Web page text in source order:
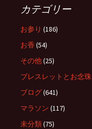
カテゴリー
お参り (186)
お香 (54)
その他(25)
ブレスレットとお念珠
ブログ(641)
マラソン (117)
未分類(75)